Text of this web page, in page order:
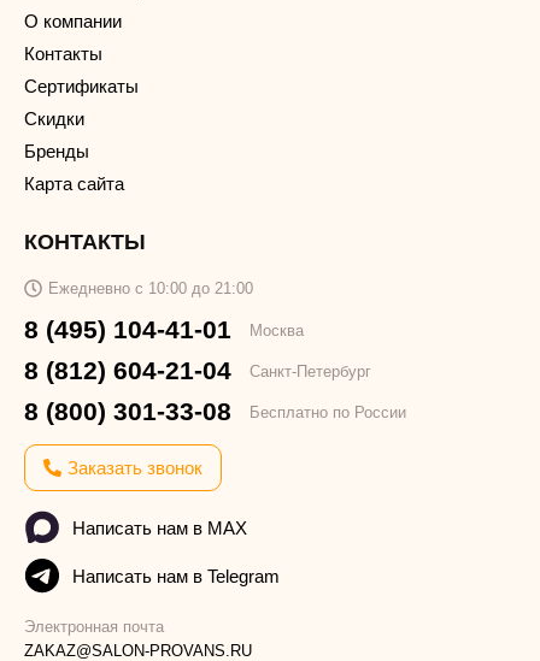
О компании
Контакты
Сертификаты
Скидки
Бренды
Карта сайта
КОНТАКТЫ
Ежедневно с 10:00 до 21:00
8 (495) 104-41-01 Москва
8 (812) 604-21-04 Санкт-Петербург
8 (800) 301-33-08 Бесплатно по России
Заказать звонок
Написать нам в MAX
Написать нам в Telegram
Электронная почта
ZAKAZ@SALON-PROVANS.RU